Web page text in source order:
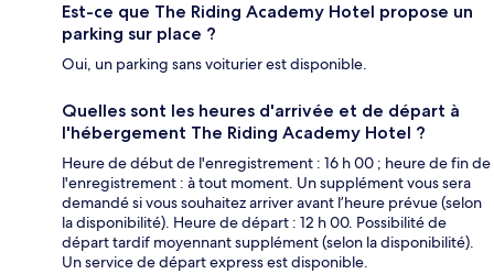
Est-ce que The Riding Academy Hotel propose un
parking sur place ?
Oui, un parking sans voiturier est disponible.
Quelles sont les heures d'arrivée et de départ à
l'hébergement The Riding Academy Hotel ?
Heure de début de l'enregistrement : 16 h 00 ; heure de fin de
l'enregistrement : à tout moment. Un supplément vous sera
demandé si vous souhaitez arriver avant l’heure prévue (selon
la disponibilité). Heure de départ : 12 h 00. Possibilité de
départ tardif moyennant supplément (selon la disponibilité).
Un service de départ express est disponible.